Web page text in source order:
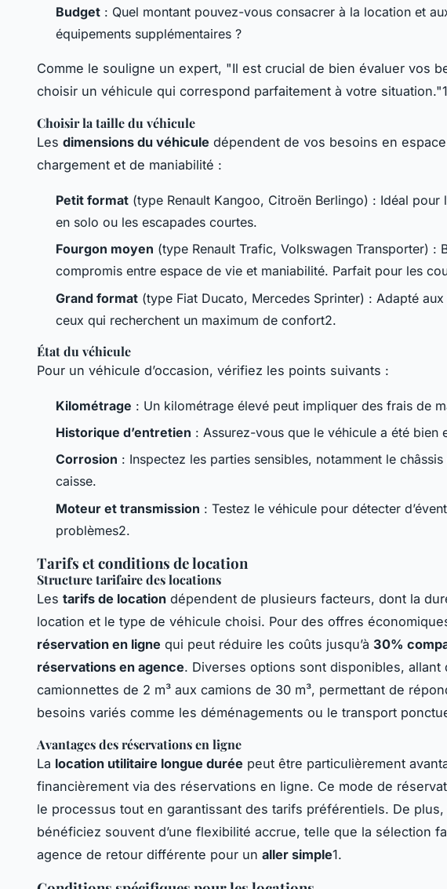
Budget : Quel montant pouvez-vous consacrer à la location et
équipements supplémentaires ?
Comme le souligne un expert, "Il est crucial de bien évaluer vos
choisir un véhicule qui correspond parfaitement à votre situation."1
Choisir la taille du véhicule
Les dimensions du véhicule dépendent de vos besoins en
chargement et de maniabilité :
Petit format (type Renault Kangoo, Citroën Berlingo) : Idéal pour
en solo ou les escapades courtes.
Fourgon moyen (type Renault Trafic, Volkswagen Transporter) :
compromis entre espace de vie et maniabilité. Parfait pour les
Grand format (type Fiat Ducato, Mercedes Sprinter) : Adapté
ceux qui recherchent un maximum de confort2.
État du véhicule
Pour un véhicule d’occasion, vérifiez les points suivants :
Kilométrage : Un kilométrage élevé peut impliquer des frais de
Historique d’entretien : Assurez-vous que le véhicule a été bien
Corrosion : Inspectez les parties sensibles, notamment le
caisse.
Moteur et transmission : Testez le véhicule pour détecter
problèmes2.
Tarifs et conditions de location
Structure tarifaire des locations
Les tarifs de location dépendent de plusieurs facteurs, dont la
location et le type de véhicule choisi. Pour des offres
réservation en ligne qui peut réduire les coûts jusqu’à 30%
réservations en agence. Diverses options sont disponibles, allant
camionnettes de 2 m³ aux camions de 30 m³, permettant de
besoins variés comme les déménagements ou le transport
Avantages des réservations en ligne
La location utilitaire longue durée peut être particulièrement
financièrement via des réservations en ligne. Ce mode de
le processus tout en garantissant des tarifs préférentiels. De plus,
bénéficiez souvent d’une flexibilité accrue, telle que la sélection
agence de retour différente pour un aller simple1.